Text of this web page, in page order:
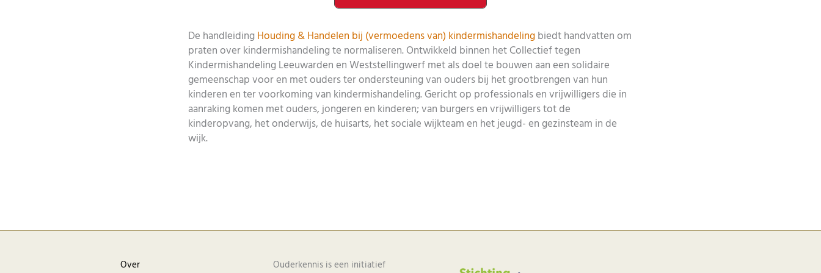
De handleidingHouding & Handelen bij (vermoedens van) kindermishandelingbiedt handvatten om
praten over kindermishandeling te normaliseren. Ontwikkeld binnen het Collectief tegen
Kindermishandeling Leeuwarden en Weststellingwerf met als doel te bouwen aan een solidaire
gemeenschap voor en met ouders ter ondersteuning van ouders bij het grootbrengen van hun
kinderen en ter voorkoming van kindermishandeling. Gericht op professionals en vrijwilligers die in
aanraking komen met ouders, jongeren en kinderen; van burgers en vrijwilligers tot de
kinderopvang, het onderwijs, de huisarts, het sociale wijkteam en het jeugd- en gezinsteam in de
wijk.
Over
Ouderkennis is een initiatief